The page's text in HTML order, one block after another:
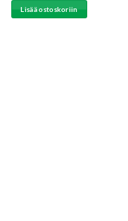
oli:
€59.90.
Lisää ostoskoriin